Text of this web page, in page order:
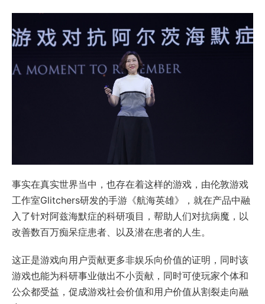
事实在真实世界当中，也存在着这样的游戏，由伦敦游戏
工作室Glitchers研发的手游《航海英雄》，就在产品中融
入了针对阿兹海默症的科研项目，帮助人们对抗病魔，以
改善数百万痴呆症患者、以及潜在患者的人生。
这正是游戏向用户贡献更多非娱乐向价值的证明，同时该
游戏也能为科研事业做出不小贡献，同时可使玩家个体和
公众都受益，促成游戏社会价值和用户价值从割裂走向融